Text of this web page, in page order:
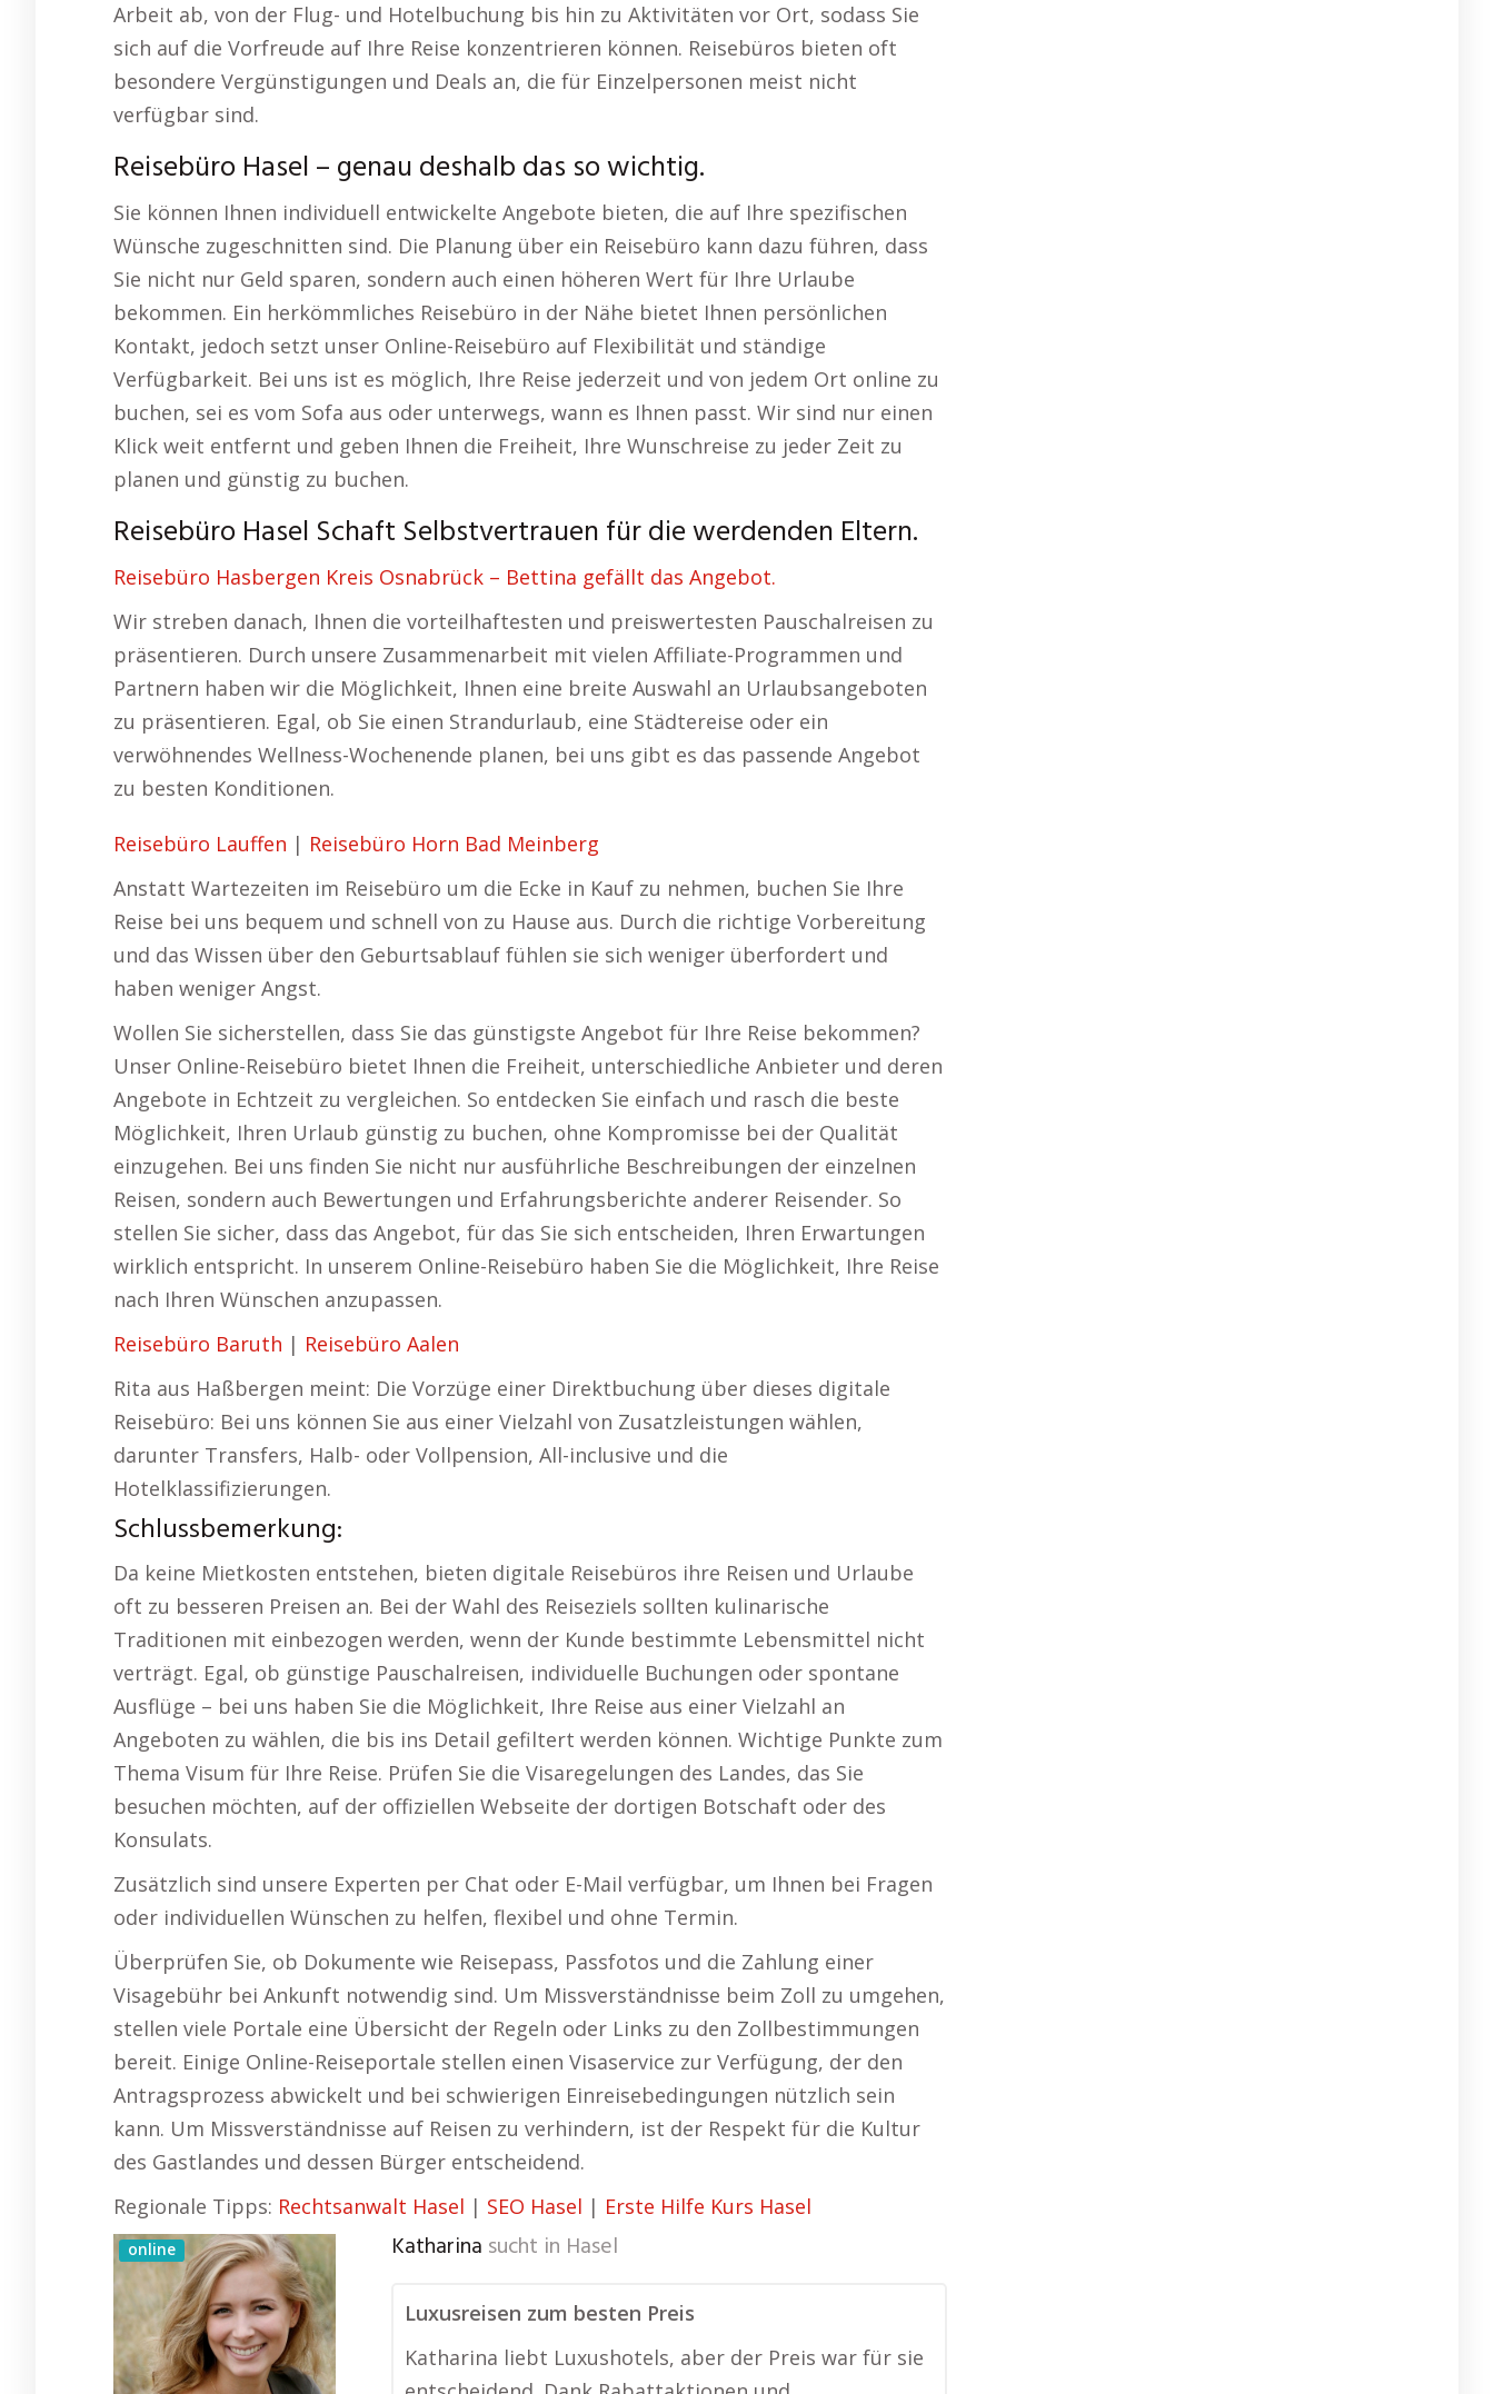
Arbeit ab, von der Flug- und Hotelbuchung bis hin zu Aktivitäten vor Ort, sodass Sie
sich auf die Vorfreude auf Ihre Reise konzentrieren können. Reisebüros bieten oft
besondere Vergünstigungen und Deals an, die für Einzelpersonen meist nicht
verfügbar sind.
Reisebüro Hasel – genau deshalb das so wichtig.
Sie können Ihnen individuell entwickelte Angebote bieten, die auf Ihre spezifischen
Wünsche zugeschnitten sind. Die Planung über ein Reisebüro kann dazu führen, dass
Sie nicht nur Geld sparen, sondern auch einen höheren Wert für Ihre Urlaube
bekommen. Ein herkömmliches Reisebüro in der Nähe bietet Ihnen persönlichen
Kontakt, jedoch setzt unser Online-Reisebüro auf Flexibilität und ständige
Verfügbarkeit. Bei uns ist es möglich, Ihre Reise jederzeit und von jedem Ort online zu
buchen, sei es vom Sofa aus oder unterwegs, wann es Ihnen passt. Wir sind nur einen
Klick weit entfernt und geben Ihnen die Freiheit, Ihre Wunschreise zu jeder Zeit zu
planen und günstig zu buchen.
Reisebüro Hasel Schaft Selbstvertrauen für die werdenden Eltern.
Reisebüro Hasbergen Kreis Osnabrück – Bettina gefällt das Angebot.
Wir streben danach, Ihnen die vorteilhaftesten und preiswertesten Pauschalreisen zu
präsentieren. Durch unsere Zusammenarbeit mit vielen Affiliate-Programmen und
Partnern haben wir die Möglichkeit, Ihnen eine breite Auswahl an Urlaubsangeboten
zu präsentieren. Egal, ob Sie einen Strandurlaub, eine Städtereise oder ein
verwöhnendes Wellness-Wochenende planen, bei uns gibt es das passende Angebot
zu besten Konditionen.
Reisebüro Lauffen | Reisebüro Horn Bad Meinberg
Anstatt Wartezeiten im Reisebüro um die Ecke in Kauf zu nehmen, buchen Sie Ihre
Reise bei uns bequem und schnell von zu Hause aus. Durch die richtige Vorbereitung
und das Wissen über den Geburtsablauf fühlen sie sich weniger überfordert und
haben weniger Angst.
Wollen Sie sicherstellen, dass Sie das günstigste Angebot für Ihre Reise bekommen?
Unser Online-Reisebüro bietet Ihnen die Freiheit, unterschiedliche Anbieter und deren
Angebote in Echtzeit zu vergleichen. So entdecken Sie einfach und rasch die beste
Möglichkeit, Ihren Urlaub günstig zu buchen, ohne Kompromisse bei der Qualität
einzugehen. Bei uns finden Sie nicht nur ausführliche Beschreibungen der einzelnen
Reisen, sondern auch Bewertungen und Erfahrungsberichte anderer Reisender. So
stellen Sie sicher, dass das Angebot, für das Sie sich entscheiden, Ihren Erwartungen
wirklich entspricht. In unserem Online-Reisebüro haben Sie die Möglichkeit, Ihre Reise
nach Ihren Wünschen anzupassen.
Reisebüro Baruth | Reisebüro Aalen
Rita aus Haßbergen meint: Die Vorzüge einer Direktbuchung über dieses digitale
Reisebüro: Bei uns können Sie aus einer Vielzahl von Zusatzleistungen wählen,
darunter Transfers, Halb- oder Vollpension, All-inclusive und die
Hotelklassifizierungen.
Schlussbemerkung:
Da keine Mietkosten entstehen, bieten digitale Reisebüros ihre Reisen und Urlaube
oft zu besseren Preisen an. Bei der Wahl des Reiseziels sollten kulinarische
Traditionen mit einbezogen werden, wenn der Kunde bestimmte Lebensmittel nicht
verträgt. Egal, ob günstige Pauschalreisen, individuelle Buchungen oder spontane
Ausflüge – bei uns haben Sie die Möglichkeit, Ihre Reise aus einer Vielzahl an
Angeboten zu wählen, die bis ins Detail gefiltert werden können. Wichtige Punkte zum
Thema Visum für Ihre Reise. Prüfen Sie die Visaregelungen des Landes, das Sie
besuchen möchten, auf der offiziellen Webseite der dortigen Botschaft oder des
Konsulats.
Zusätzlich sind unsere Experten per Chat oder E-Mail verfügbar, um Ihnen bei Fragen
oder individuellen Wünschen zu helfen, flexibel und ohne Termin.
Überprüfen Sie, ob Dokumente wie Reisepass, Passfotos und die Zahlung einer
Visagebühr bei Ankunft notwendig sind. Um Missverständnisse beim Zoll zu umgehen,
stellen viele Portale eine Übersicht der Regeln oder Links zu den Zollbestimmungen
bereit. Einige Online-Reiseportale stellen einen Visaservice zur Verfügung, der den
Antragsprozess abwickelt und bei schwierigen Einreisebedingungen nützlich sein
kann. Um Missverständnisse auf Reisen zu verhindern, ist der Respekt für die Kultur
des Gastlandes und dessen Bürger entscheidend.
Regionale Tipps: Rechtsanwalt Hasel | SEO Hasel | Erste Hilfe Kurs Hasel
online Katharina sucht in Hasel
Luxusreisen zum besten Preis
Katharina liebt Luxushotels, aber der Preis war für sie